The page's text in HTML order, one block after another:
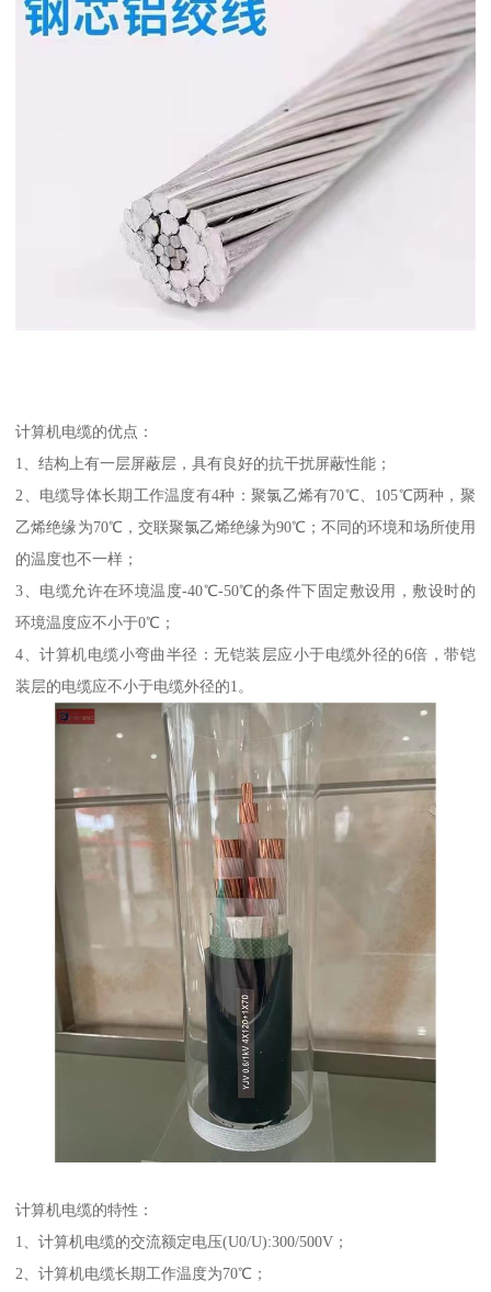
计算机电缆的优点：
1、结构上有一层屏蔽层，具有良好的抗干扰屏蔽性能；
2、电缆导体长期工作温度有4种：聚氯乙烯有70℃、105℃两种，聚
乙烯绝缘为70℃，交联聚氯乙烯绝缘为90℃；不同的环境和场所使用
的温度也不一样；
3、电缆允许在环境温度-40℃-50℃的条件下固定敷设用，敷设时的
环境温度应不小于0℃；
4、计算机电缆小弯曲半径：无铠装层应小于电缆外径的6倍，带铠
装层的电缆应不小于电缆外径的1。
计算机电缆的特性：
1、计算机电缆的交流额定电压(U0/U):300/500V；
2、计算机电缆长期工作温度为70℃；